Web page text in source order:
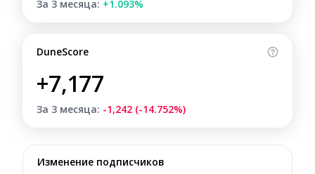
За 3 месяца: +1.093%
DuneScore
+7,177
За 3 месяца: -1,242 (-14.752%)
Изменение подписчиков